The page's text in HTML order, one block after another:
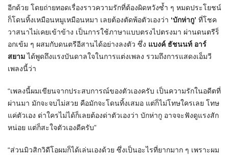
อีกด้วย โดยถ่ายทอดเรื่องราวความรักที่ต้องผิดหวังซ้ำ ๆ หมดประโยชน์
ก็โดนทิ้งเหมือนหมูเหมือนหมา เลยต้องตัดพ้อตัวเองว่า ‘บักห่ากู’ ที่โชค
วาสนาไม่เคยเข้าข้าง เป็นการใช้ภาษาแบบตรงไปตรงมา ผ่านดนตรีร็
อกเข้ม ๆ ผสมกับดนตรีอีสานได้อย่างลงตัว ซึ่ง แบงค์ ธัชนนท์ อาร์
สยามได้พูดถึงแรงบันดาลใจในการแต่งเพลง รวมถึงการแสดงเอ็มวี
เพลงนี้ว่า
“เพลงนี้ผมเขียนจากประสบการณ์ของตัวเองครับ เป็นความรักในอดีตที่
ผ่านมา มักจะจบไม่สวย คือมักจะโดนทิ้งเสมอ แต่ก็ไม่โทษใครเลย โทษ
แค่ตัวเอง ด่าใครไม่ได้ก็เลยต้องด่าตัวเองว่า บักห่ากู อาจจะฟังดูแรงสัก
หน่อย แต่ก็สะใจตัวเองดีครับ”
“ส่วนมิวสิกวิดีโอผมก็ได้เล่นเองด้วย ซึ่งเป็นอะไรที่ยากมาก ๆ เพราะผม